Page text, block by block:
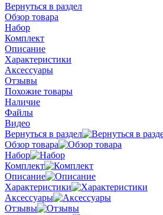
Вернуться в раздел
Обзор товара
Набор
Комплект
Описание
Характеристики
Аксессуары
Отзывы
Похожие товары
Наличие
Файлы
Видео
Вернуться в раздел
Обзор товара
Набор
Комплект
Описание
Характеристики
Аксессуары
Отзывы